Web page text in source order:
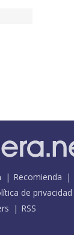
Recomienda
de privacidad
RSS